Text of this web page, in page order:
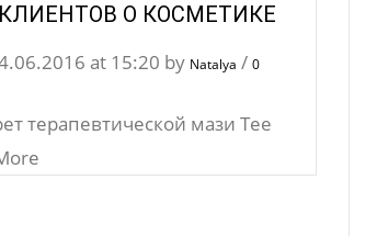
О КОСМЕТИКЕ
at 15:20 by Natalya / 0
терапевтической мази Tee